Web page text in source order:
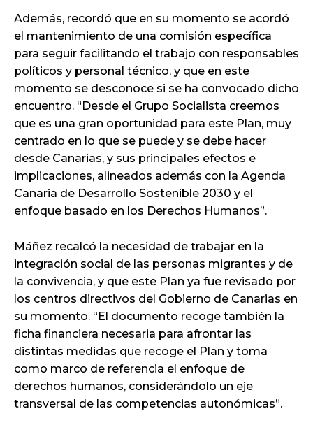
Además, recordó que en su momento se acordó
el mantenimiento de una comisión específica
para seguir facilitando el trabajo con responsables
políticos y personal técnico, y que en este
momento se desconoce si se ha convocado dicho
encuentro. “Desde el Grupo Socialista creemos
que es una gran oportunidad para este Plan, muy
centrado en lo que se puede y se debe hacer
desde Canarias, y sus principales efectos e
implicaciones, alineados además con la Agenda
Canaria de Desarrollo Sostenible 2030 y el
enfoque basado en los Derechos Humanos”.
Máñez recalcó la necesidad de trabajar en la
integración social de las personas migrantes y de
la convivencia, y que este Plan ya fue revisado por
los centros directivos del Gobierno de Canarias en
su momento. “El documento recoge también la
ficha financiera necesaria para afrontar las
distintas medidas que recoge el Plan y toma
como marco de referencia el enfoque de
derechos humanos, considerándolo un eje
transversal de las competencias autonómicas”.